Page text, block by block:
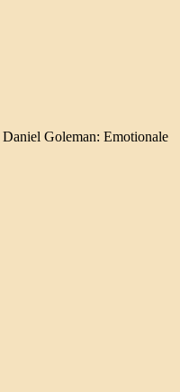
Goleman: Emotionale